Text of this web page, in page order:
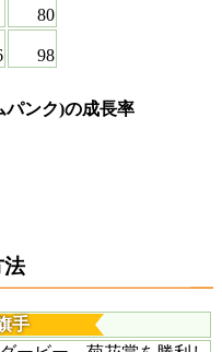
80
98
パンク)の成長率
法
手